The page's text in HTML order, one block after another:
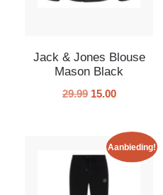
Jack & Jones Blouse
Mason Black
29.99 15.00
Aanbieding!